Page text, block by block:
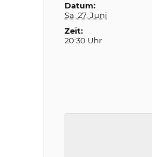
Datum:
Sa. 27. Juni
Zeit:
20:30 Uhr